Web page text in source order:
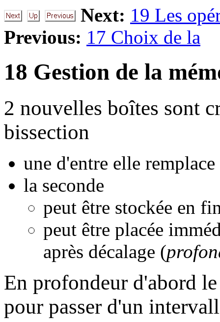
Next: 19 Les
Previous: 17 Choix de la
18 Gestion de la
2 nouvelles boîtes sont
bissection
une d'entre elle
la seconde
peut être stockée en
peut être placée
après décalage (
En profondeur d'abord
pour passer d'un